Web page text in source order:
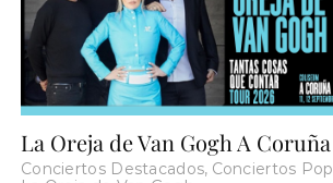
La Oreja de Van Gogh A Coruña
Conciertos Destacados, Conciertos Pop